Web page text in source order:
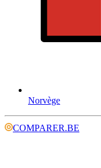
Norvège
COMPARER.BE